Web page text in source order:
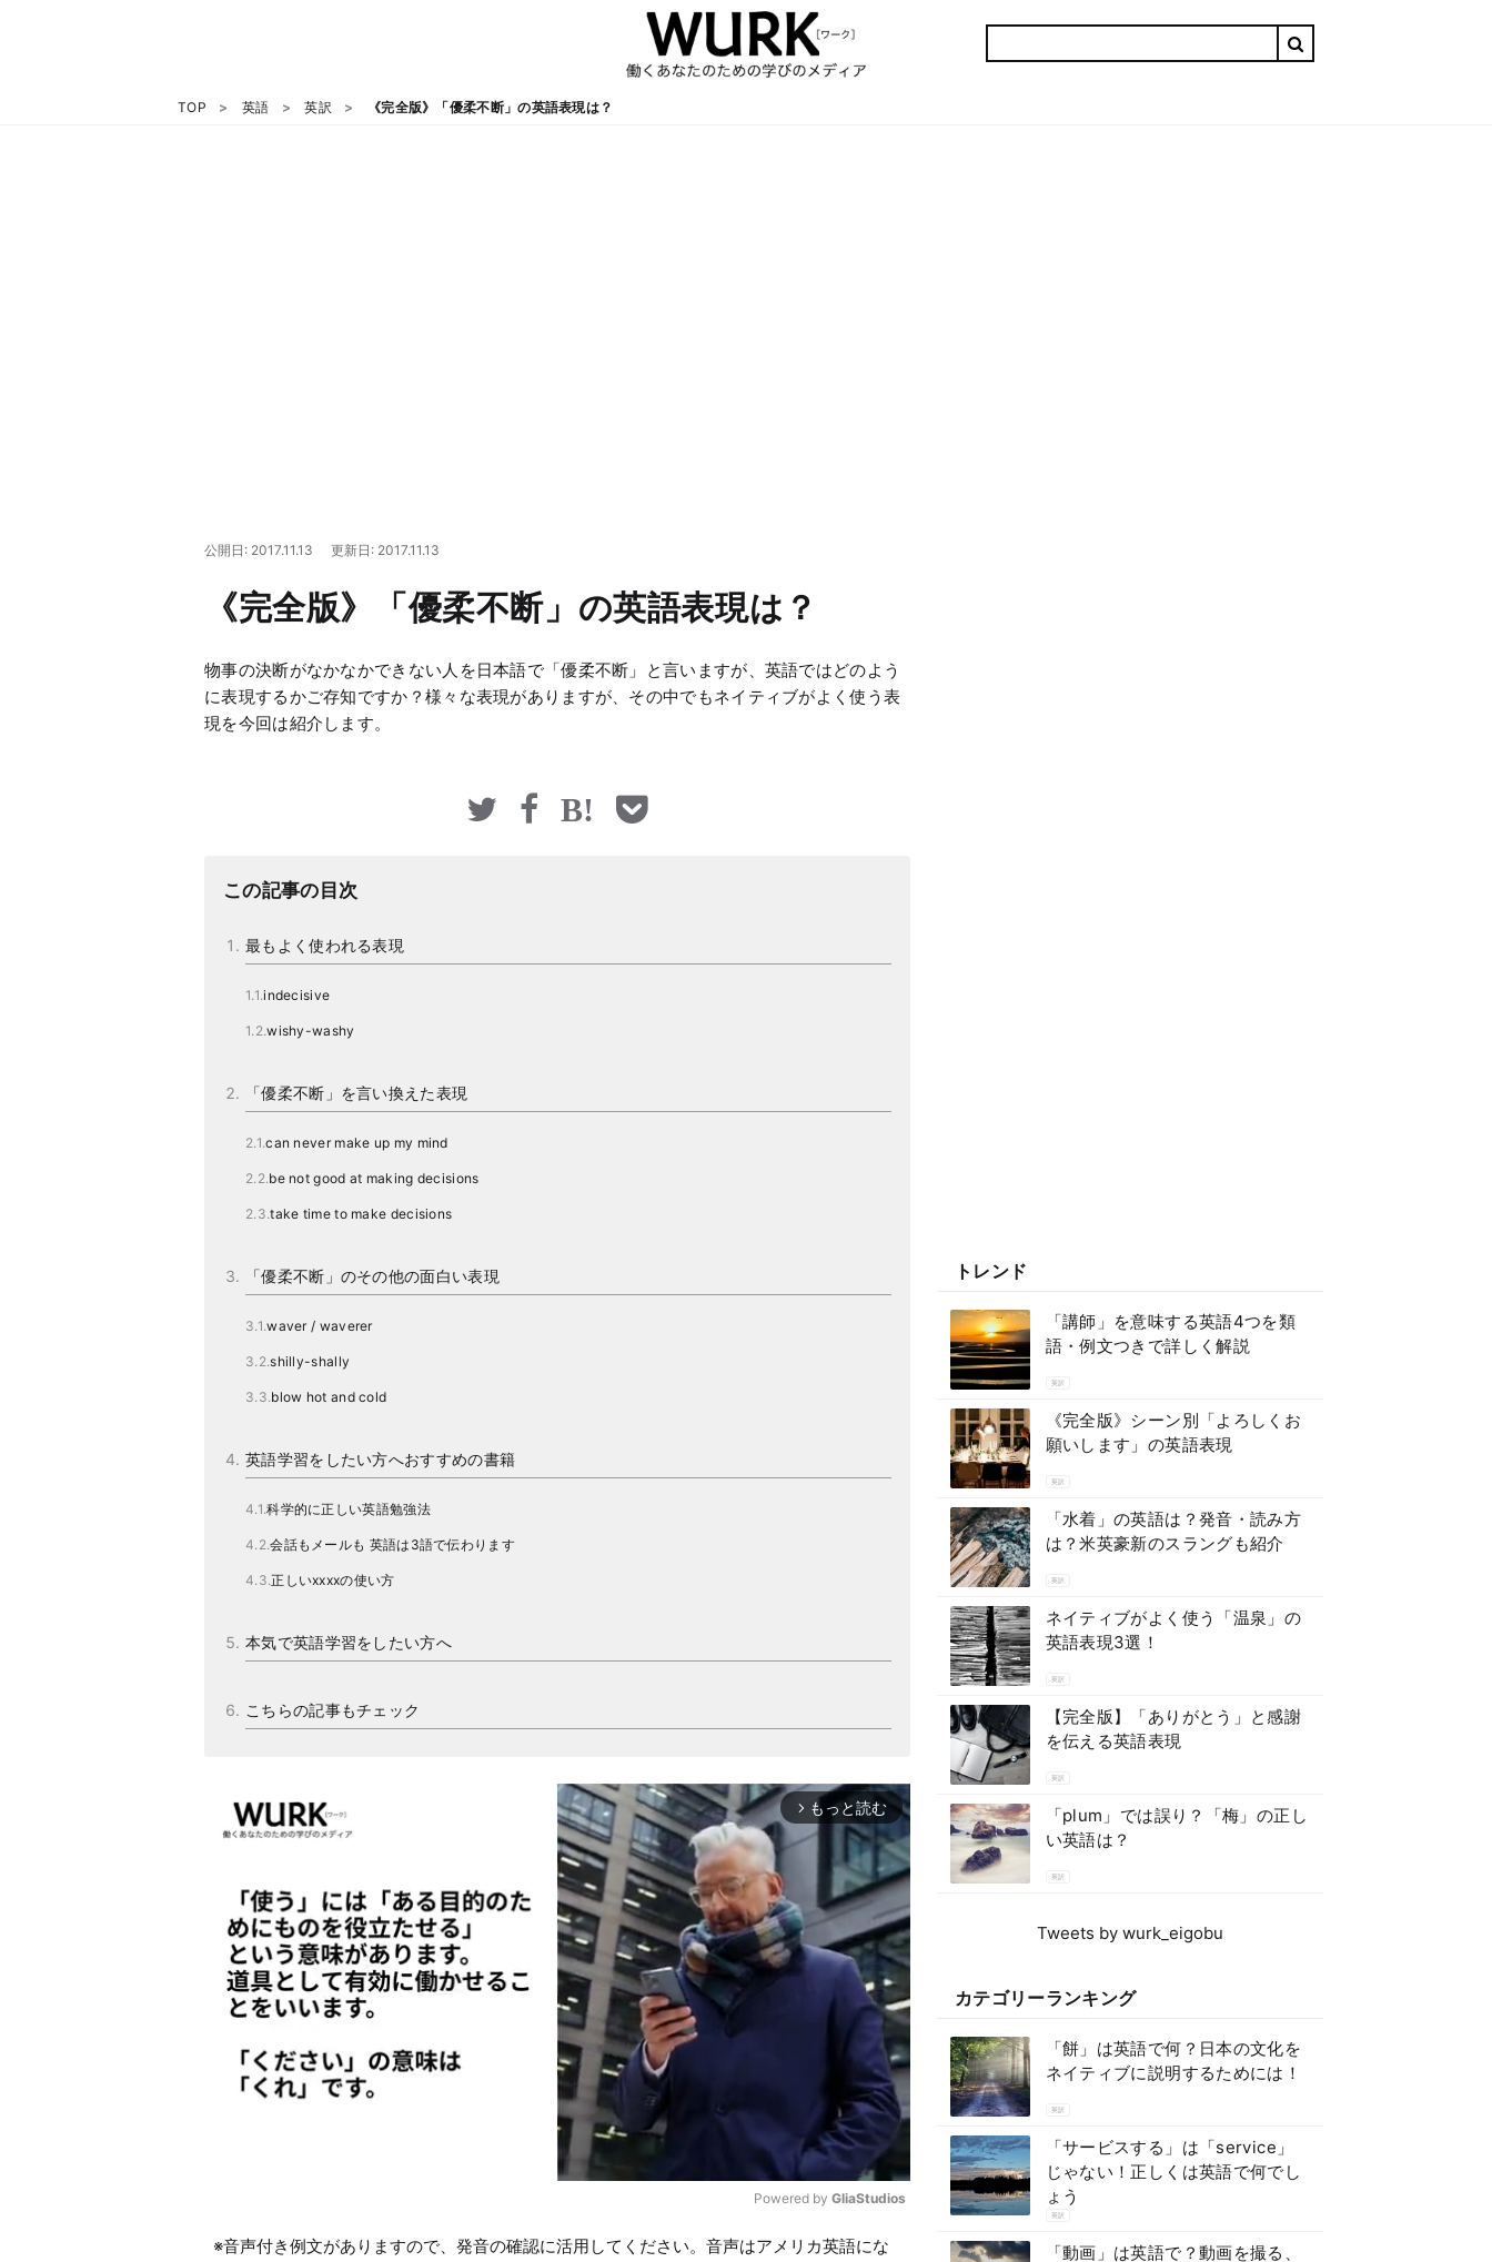
TOP 英語 英訳 《完全版》「優柔不断」の英語表現は？
公開日: 2017.11.13 更新日: 2017.11.13
《完全版》「優柔不断」の英語表現は？
物事の決断がなかなかできない人を日本語で「優柔不断」と言いますが、英語ではどのよう
に表現するかご存知ですか？様々な表現がありますが、その中でもネイティブがよく使う表
現を今回は紹介します。
この記事の目次
最もよく使われる表現
indecisive
wishy-washy
「優柔不断」を言い換えた表現
can never make up my mind
be not good at making decisions
take time to make decisions
「優柔不断」のその他の面白い表現
waver / waverer
shilly-shally
blow hot and cold
英語学習をしたい方へおすすめの書籍
科学的に正しい英語勉強法
会話もメールも 英語は3語で伝わります
正しいxxxxの使い方
本気で英語学習をしたい方へ
こちらの記事もチェック
arrow_forward_ios もっと読む
Powered by GliaStudios
※音声付き例文がありますので、発音の確認に活用してください。音声はアメリカ英語にな
トレンド
「講師」を意味する英語4つを類
語・例文つきで詳しく解説
英訳
《完全版》シーン別「よろしくお
願いします」の英語表現
英訳
「水着」の英語は？発音・読み方
は？米英豪新のスラングも紹介
英訳
ネイティブがよく使う「温泉」の
英語表現3選！
英訳
【完全版】「ありがとう」と感謝
を伝える英語表現
英訳
「plum」では誤り？「梅」の正し
い英語は？
英訳
Tweets by wurk_eigobu
カテゴリーランキング
「餅」は英語で何？日本の文化を
ネイティブに説明するためには！
英訳
「サービスする」は「service」
じゃない！正しくは英語で何でし
ょう
英訳
「動画」は英語で？動画を撮る、